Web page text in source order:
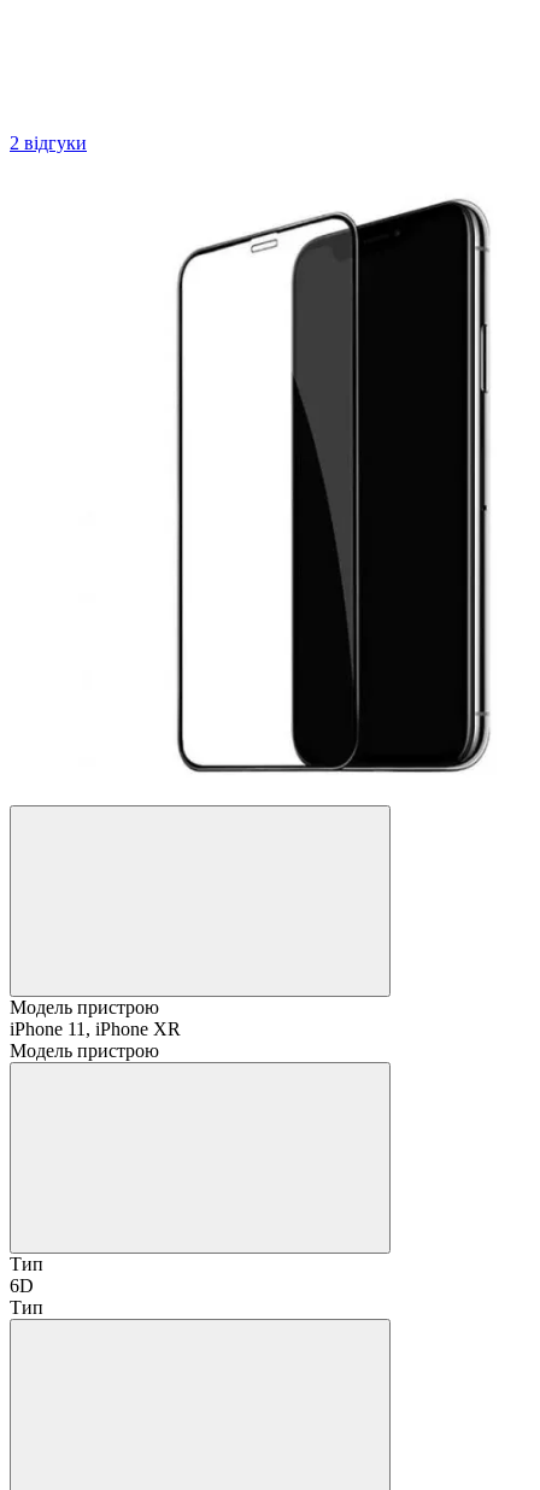
2 відгуки
Модель пристрою
iPhone 11, iPhone XR
Модель пристрою
Тип
6D
Тип